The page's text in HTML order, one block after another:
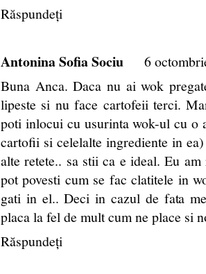
Răspundeți
Antonina Sofia Sociu
6
Buna Anca. Daca nu ai wok
lipeste si nu face cartofeii terci.
poti inlocui cu usurinta wok-ul cu o
cartofii si celelalte ingrediente in
alte retete.. sa stii ca e ideal. Eu
pot povesti cum se fac clatitele in
gati in el.. Deci in cazul de fata
placa la fel de mult cum ne place si
Răspundeți